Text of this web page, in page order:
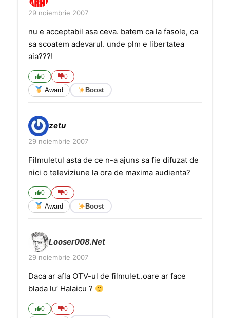
29 noiembrie 2007
nu e acceptabil asa ceva. batem ca la fasole, ca
sa scoatem adevarul. unde plm e libertatea
aia???!
0 0
Award Boost
zetu
29 noiembrie 2007
Filmuletul asta de ce n-a ajuns sa fie difuzat de
nici o televiziune la ora de maxima audienta?
0 0
Award Boost
Looser008.Net
29 noiembrie 2007
Daca ar afla OTV-ul de filmulet..oare ar face
blada lu’ Halaicu ?
0 0